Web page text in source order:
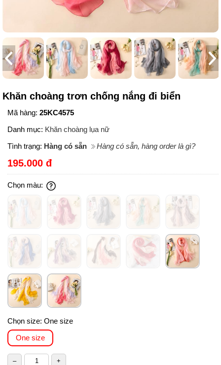
Khăn choàng trơn chống nắng đi biển
Mã hàng: 25KC4575
Danh mục: Khăn choàng lụa nữ
Tình trạng: Hàng có sẵn Hàng có sẵn, hàng order là gì?
195.000 đ
Chọn màu:
Chọn size: One size
One size